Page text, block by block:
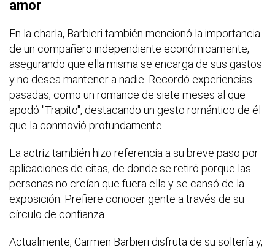
amor
En la charla, Barbieri también mencionó la importancia
de un compañero independiente económicamente,
asegurando que ella misma se encarga de sus gastos
y no desea mantener a nadie. Recordó experiencias
pasadas, como un romance de siete meses al que
apodó "Trapito", destacando un gesto romántico de él
que la conmovió profundamente.
La actriz también hizo referencia a su breve paso por
aplicaciones de citas, de donde se retiró porque las
personas no creían que fuera ella y se cansó de la
exposición. Prefiere conocer gente a través de su
círculo de confianza.
Actualmente, Carmen Barbieri disfruta de su soltería y,